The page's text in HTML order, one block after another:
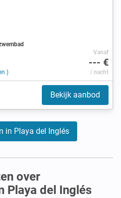
)
Vanaf
--- €
/ nacht
Bekijk aanbod
in Playa del Inglés
over
Playa del Inglés